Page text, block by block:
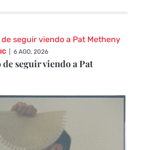
6 AGO, 2026
seguir viendo a Pat